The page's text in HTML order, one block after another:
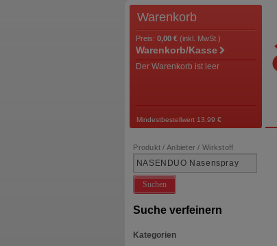
Warenkorb
Preis: 0,00 € (inkl. MwSt.)
Warenkorb/Kasse
Der Warenkorb ist leer
Mindestbestellwert 13,99 €
Produkt / Anbieter / Wirkstoff
Suchen
Suche verfeinern
Kategorien